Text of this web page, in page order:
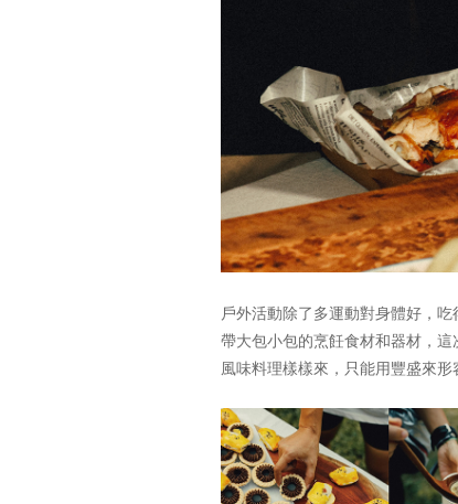
戶外活動除了多運動對身體好，
帶大包小包的烹飪食材和器材，
風味料理樣樣來，只能用豐盛來